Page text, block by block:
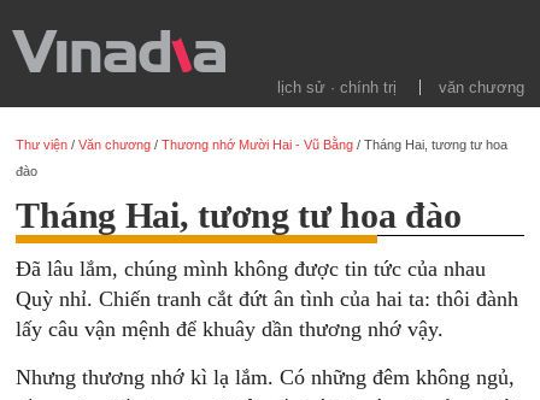
lịch sử · chính trị văn chương
Thư viện /Văn chương /Thương nhớ Mười Hai - Vũ Bằng /Tháng Hai, tương tư hoa
đào
Tháng Hai, tương tư hoa đào
Đã lâu lắm, chúng mình không được tin tức của nhau
Quỳ nhỉ. Chiến tranh cắt đứt ân tình của hai ta: thôi đành
lấy câu vận mệnh để khuây dần thương nhớ vậy.
Nhưng thương nhớ kì lạ lắm. Có những đêm không ngủ,